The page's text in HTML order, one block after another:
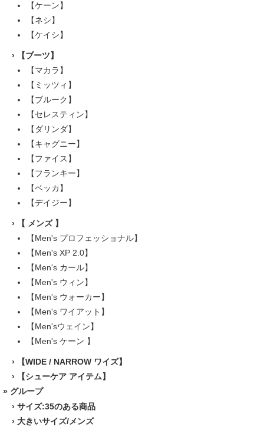
【ケーン】
【ネシ】
【ケイシ】
›
【ブーツ】
【マカラ】
【ミッツィ】
【ブルーク】
【セレスティン】
【ダリンダ】
【キャグニー】
【ファイス】
【フランキー】
【ベッカ】
【デイジー】
›
【 メンズ 】
【Men's プロフェッショナル】
【Men's XP 2.0】
【Men's カール】
【Men's ウィン】
【Men's ウォーカー】
【Men's ワイアット】
【Men'sウェイン】
【Men's ケーン 】
›
【WIDE / NARROW ワイズ】
›
【シューケア アイテム】
» グループ
› サイズ:35のある商品
› 大きいサイズ/メンズ